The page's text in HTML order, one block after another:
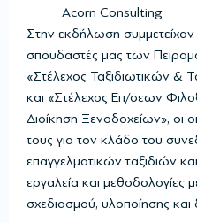
Acorn Consulting
Στην εκδήλωση
σπουδαστές μας των
«Στέλεχος Ταξιδιωτικών &
και «Στέλεχος Επ/σεων
Διοίκηση Ξενοδοχείων», οι
τους για τον κλάδο του
επαγγελματικών ταξιδιών
εργαλεία και μεθοδολογίες
σχεδιασμού, υλοποίησης και